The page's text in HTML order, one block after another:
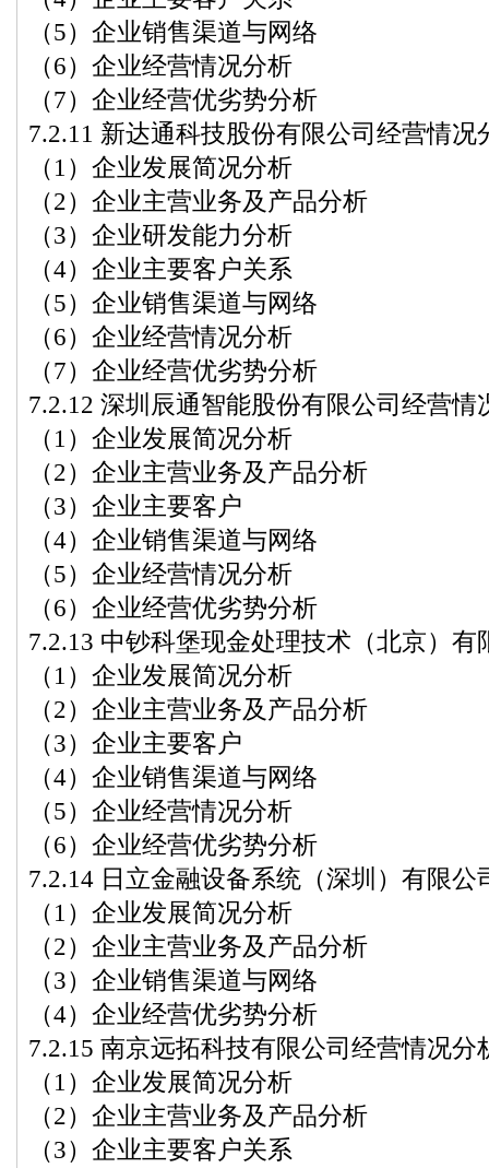
（5）企业销售渠道与网络
（6）企业经营情况分析
（7）企业经营优劣势分析
7.2.11 新达通科技股份有限公司经营情况
（1）企业发展简况分析
（2）企业主营业务及产品分析
（3）企业研发能力分析
（4）企业主要客户关系
（5）企业销售渠道与网络
（6）企业经营情况分析
（7）企业经营优劣势分析
7.2.12 深圳辰通智能股份有限公司经营情
（1）企业发展简况分析
（2）企业主营业务及产品分析
（3）企业主要客户
（4）企业销售渠道与网络
（5）企业经营情况分析
（6）企业经营优劣势分析
7.2.13 中钞科堡现金处理技术（北京）
（1）企业发展简况分析
（2）企业主营业务及产品分析
（3）企业主要客户
（4）企业销售渠道与网络
（5）企业经营情况分析
（6）企业经营优劣势分析
7.2.14 日立金融设备系统（深圳）有限公
（1）企业发展简况分析
（2）企业主营业务及产品分析
（3）企业销售渠道与网络
（4）企业经营优劣势分析
7.2.15 南京远拓科技有限公司经营情况分
（1）企业发展简况分析
（2）企业主营业务及产品分析
（3）企业主要客户关系